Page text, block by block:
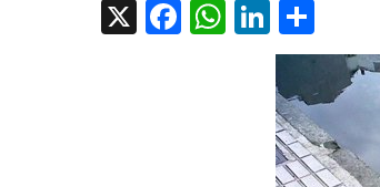
X Facebook
WhatsApp
LinkedIn